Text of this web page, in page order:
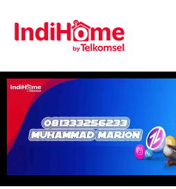
Gratis Pasang Dengan Bayar PDD2